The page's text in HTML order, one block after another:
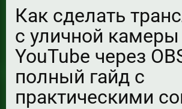
Как сделать
с уличной камеры
YouTube через
полный гайд с
практическими